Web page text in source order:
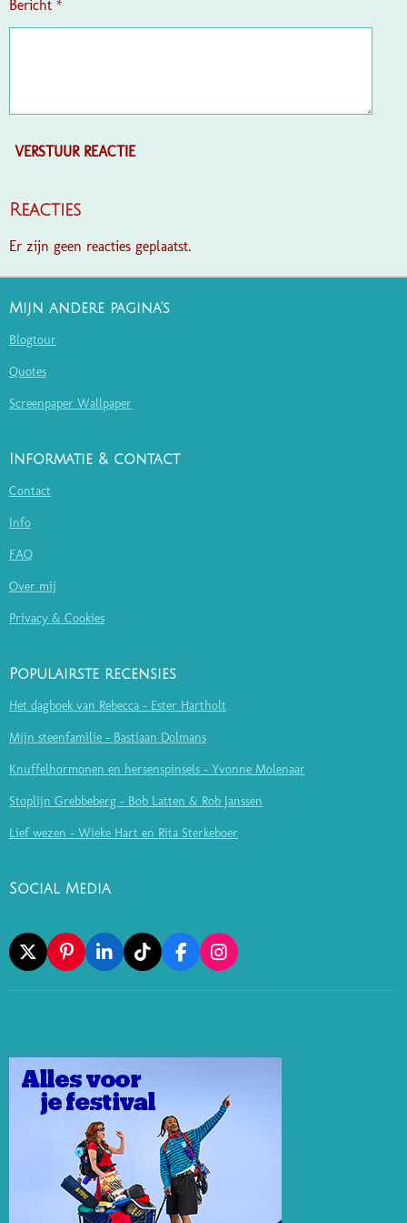
Bericht *
VERSTUUR REACTIE
Reacties
Er zijn geen reacties geplaatst.
Mijn andere pagina's
Blogtour
Quotes
Screenpaper Wallpaper
Informatie & contact
Contact
Info
FAQ
Over mij
Privacy & Cookies
Populairste recensies
Het dagboek van Rebecca - Ester Hartholt
Mijn steenfamilie - Bastiaan Dolmans
Knuffelhormonen en hersenspinsels - Yvonne Molenaar
Stoplijn Grebbeberg - Bob Latten & Rob Janssen
Lief wezen - Wieke Hart en Rita Sterkeboer
Social Media
X
P
I
N
E
S
T
L
I
N
I
N
T
I
K
F
A
C
O
I
N
S
R
M